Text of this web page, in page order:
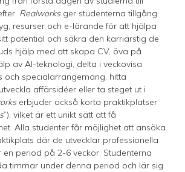
Realworks ger studenterna tillgång
resurser och e-lärande för att hjälpa
potential och säkra den karriärstig de
hjälp med att skapa CV, öva på
av AI-teknologi, delta i veckovisa
och specialarrangemang, hitta
affärsidéer eller ta steget ut i
erbjuder också korta praktikplatser
”), vilket är ett unikt sätt att få
Alla studenter får möjlighet att ansöka
där de utvecklar professionella
period på 2-6 veckor. Studenterna
timmar under denna period och lär sig